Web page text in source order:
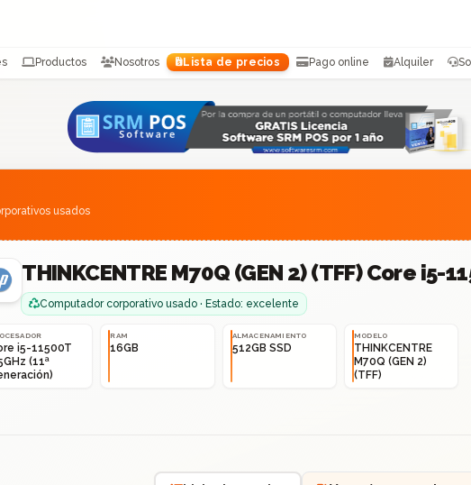
Productos Nosotros Lista de precios Pago online Alquiler
usados
THINKCENTRE M70Q (GEN 2) (TFF) Core i5-
Computador corporativo usado · Estado: excelente
i5-11500T
(11ª
RAM
16GB
ALMACENAMIENTO
512GB SSD
MODELO
THINKCENTRE
M70Q (GEN 2)
(TFF)